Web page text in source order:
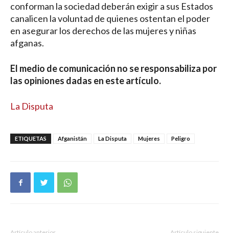
conforman la sociedad deberán exigir a sus Estados
canalicen la voluntad de quienes ostentan el poder
en asegurar los derechos de las mujeres y niñas
afganas.
El medio de comunicación no se responsabiliza por
las opiniones dadas en este artículo.
La Disputa
ETIQUETAS Afganistán La Disputa Mujeres Peligro